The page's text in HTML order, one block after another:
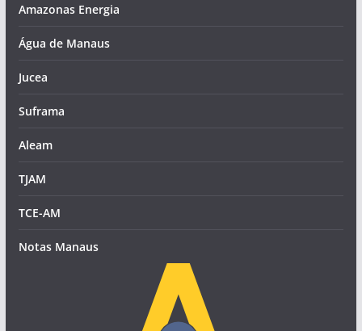
Amazonas Energia
Água de Manaus
Jucea
Suframa
Aleam
TJAM
TCE-AM
Notas Manaus